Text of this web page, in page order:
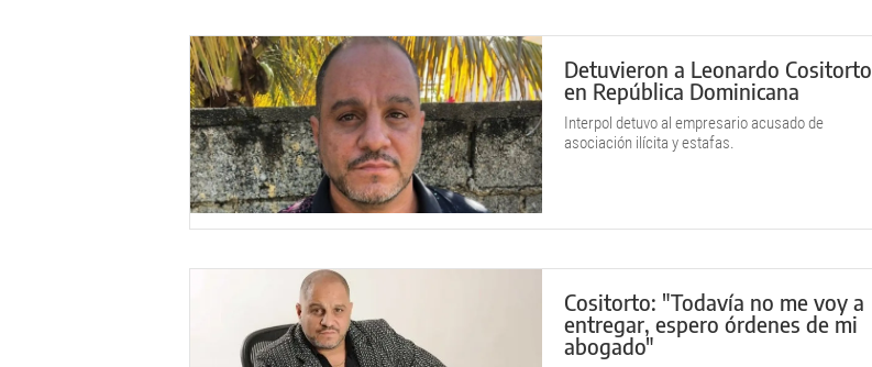
Detuvieron a Leonardo Cositorto
en República Dominicana
Interpol detuvo al empresario acusado de
asociación ilícita y estafas.
Cositorto: "Todavía no me voy a
entregar, espero órdenes de mi
abogado"